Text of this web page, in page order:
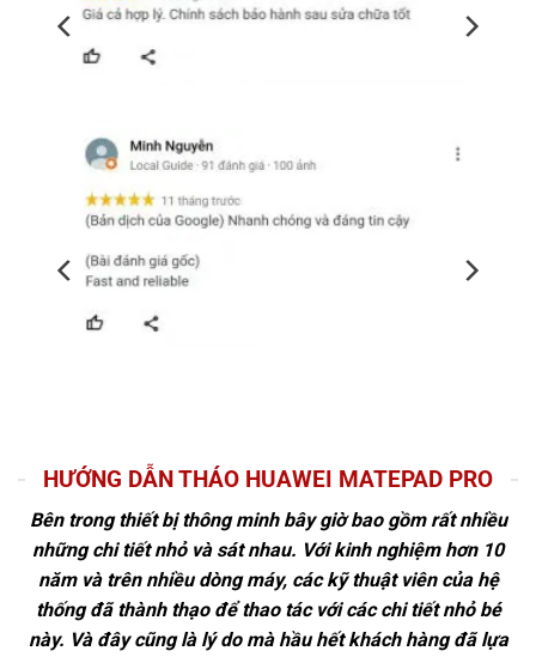
HƯỚNG DẪN THÁO HUAWEI MATEPAD PRO
Bên trong thiết bị thông minh bây giờ bao gồm rất nhiều
những chi tiết nhỏ và sát nhau. Với kinh nghiệm hơn 10
năm và trên nhiều dòng máy, các kỹ thuật viên của hệ
thống đã thành thạo để thao tác với các chi tiết nhỏ bé
này. Và đây cũng là lý do mà hầu hết khách hàng đã lựa